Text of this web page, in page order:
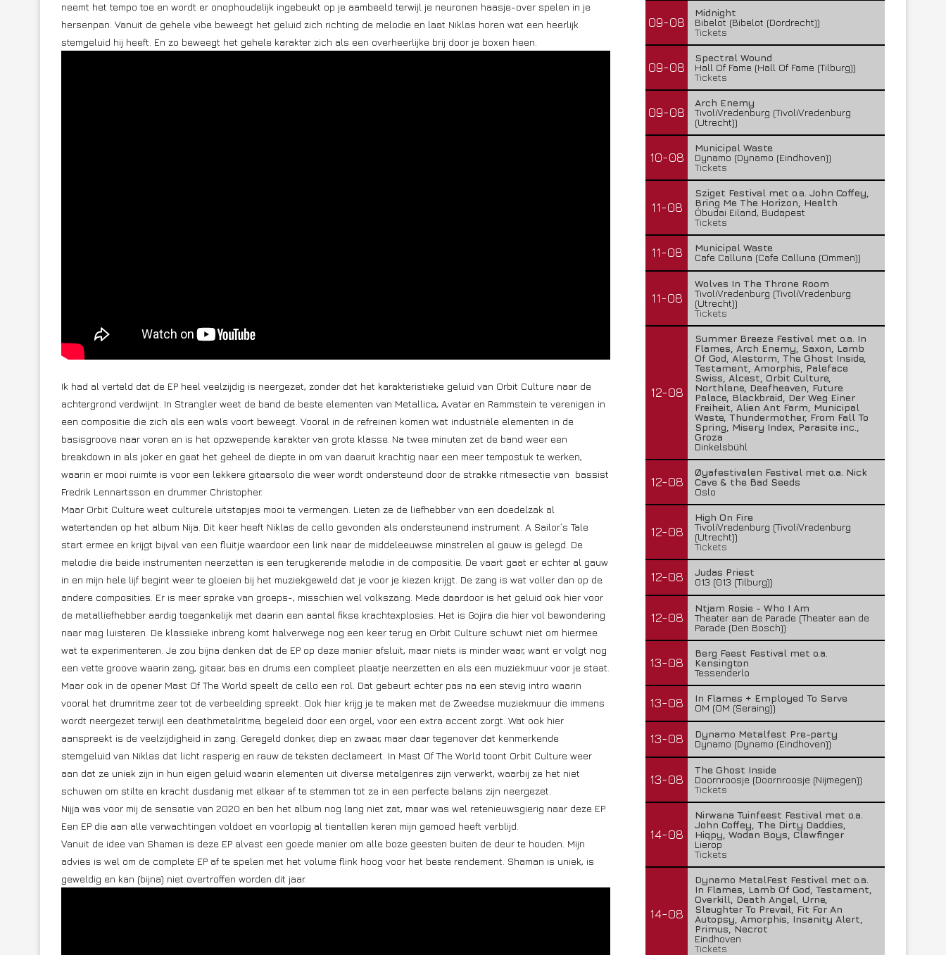
neemt het tempo toe en wordt er onophoudelijk ingebeukt op je aambeeld terwijl je neuronen haasje-over spelen in je
hersenpan. Vanuit de gehele vibe beweegt het geluid zich richting de melodie en laat Niklas horen wat een heerlijk
stemgeluid hij heeft. En zo beweegt het gehele karakter zich als een overheerlijke brij door je boxen heen.
Ik had al verteld dat de EP heel veelzijdig is neergezet, zonder dat het karakteristieke geluid van Orbit Culture naar de
achtergrond verdwijnt. In Strangler weet de band de beste elementen van Metallica, Avatar en Rammstein te verenigen in
een compositie die zich als een wals voort beweegt. Vooral in de refreinen komen wat industriële elementen in de
basisgroove naar voren en is het opzwepende karakter van grote klasse. Na twee minuten zet de band weer een
breakdown in als joker en gaat het geheel de diepte in om van daaruit krachtig naar een meer tempostuk te werken,
waarin er mooi ruimte is voor een lekkere gitaarsolo die weer wordt ondersteund door de strakke ritmesectie van bassist
Fredrik Lennartsson en drummer Christopher.
Maar Orbit Culture weet culturele uitstapjes mooi te vermengen. Lieten ze de liefhebber van een doedelzak al
watertanden op het album Nija. Dit keer heeft Niklas de cello gevonden als ondersteunend instrument. A Sailor’s Tale
start ermee en krijgt bijval van een fluitje waardoor een link naar de middeleeuwse minstrelen al gauw is gelegd. De
melodie die beide instrumenten neerzetten is een terugkerende melodie in de compositie. De vaart gaat er echter al gauw
in en mijn hele lijf begint weer te gloeien bij het muziekgeweld dat je voor je kiezen krijgt. De zang is wat voller dan op de
andere composities. Er is meer sprake van groeps-, misschien wel volkszang. Mede daardoor is het geluid ook hier voor
de metalliefhebber aardig toegankelijk met daarin een aantal fikse krachtexplosies. Het is Gojira die hier vol bewondering
naar mag luisteren. De klassieke inbreng komt halverwege nog een keer terug en Orbit Culture schuwt niet om hiermee
wat te experimenteren. Je zou bijna denken dat de EP op deze manier afsluit, maar niets is minder waar, want er volgt nog
een vette groove waarin zang, gitaar, bas en drums een compleet plaatje neerzetten en als een muziekmuur voor je staat.
Maar ook in de opener Mast Of The World speelt de cello een rol. Dat gebeurt echter pas na een stevig intro waarin
vooral het drumritme zeer tot de verbeelding spreekt. Ook hier krijg je te maken met de Zweedse muziekmuur die immens
wordt neergezet terwijl een deathmetalritme, begeleid door een orgel, voor een extra accent zorgt. Wat ook hier
aanspreekt is de veelzijdigheid in zang. Geregeld donker, diep en zwaar, maar daar tegenover dat kenmerkende
stemgeluid van Niklas dat licht rasperig en rauw de teksten declameert. In Mast Of The World toont Orbit Culture weer
aan dat ze uniek zijn in hun eigen geluid waarin elementen uit diverse metalgenres zijn verwerkt, waarbij ze het niet
schuwen om stilte en kracht dusdanig met elkaar af te stemmen tot ze in een perfecte balans zijn neergezet.
Nijja was voor mij de sensatie van 2020 en ben het album nog lang niet zat, maar was wel retenieuwsgierig naar deze EP.
Een EP die aan alle verwachtingen voldoet en voorlopig al tientallen keren mijn gemoed heeft verblijd.
Vanuit de idee van Shaman is deze EP alvast een goede manier om alle boze geesten buiten de deur te houden. Mijn
advies is wel om de complete EP af te spelen met het volume flink hoog voor het beste rendement. Shaman is uniek, is
geweldig en kan (bijna) niet overtroffen worden dit jaar.
09-08
Midnight
Bibelot (Bibelot (Dordrecht))
Tickets
09-08
Spectral Wound
Hall Of Fame (Hall Of Fame (Tilburg))
Tickets
09-08
Arch Enemy
TivoliVredenburg (TivoliVredenburg
(Utrecht))
10-08
Municipal Waste
Dynamo (Dynamo (Eindhoven))
Tickets
11-08
Sziget Festival met o.a. John Coffey,
Bring Me The Horizon, Health
Óbudai Eiland, Budapest
Tickets
11-08
Municipal Waste
Cafe Calluna (Cafe Calluna (Ommen))
11-08
Wolves In The Throne Room
TivoliVredenburg (TivoliVredenburg
(Utrecht))
Tickets
12-08
Summer Breeze Festival met o.a. In
Flames, Arch Enemy, Saxon, Lamb
Of God, Alestorm, The Ghost Inside,
Testament, Amorphis, Paleface
Swiss, Alcest, Orbit Culture,
Northlane, Deafheaven, Future
Palace, Blackbraid, Der Weg Einer
Freiheit, Alien Ant Farm, Municipal
Waste, Thundermother, From Fall To
Spring, Misery Index, Parasite inc.,
Groza
Dinkelsbühl
12-08
Øyafestivalen Festival met o.a. Nick
Cave & the Bad Seeds
Oslo
12-08
High On Fire
TivoliVredenburg (TivoliVredenburg
(Utrecht))
Tickets
12-08
Judas Priest
013 (013 (Tilburg))
12-08
Ntjam Rosie - Who I Am
Theater aan de Parade (Theater aan de
Parade (Den Bosch))
13-08
Berg Feest Festival met o.a.
Kensington
Tessenderlo
13-08
In Flames + Employed To Serve
OM (OM (Seraing))
13-08
Dynamo Metalfest Pre-party
Dynamo (Dynamo (Eindhoven))
13-08
The Ghost Inside
Doornroosje (Doornroosje (Nijmegen))
Tickets
14-08
Nirwana Tuinfeest Festival met o.a.
John Coffey, The Dirty Daddies,
Hiqpy, Wodan Boys, Clawfinger
Lierop
Tickets
14-08
Dynamo MetalFest Festival met o.a.
In Flames, Lamb Of God, Testament,
Overkill, Death Angel, Urne,
Slaughter To Prevail, Fit For An
Autopsy, Amorphis, Insanity Alert,
Primus, Necrot
Eindhoven
Tickets